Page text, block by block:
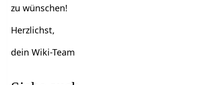
zu wünschen!
Herzlichst,
dein Wiki-Team